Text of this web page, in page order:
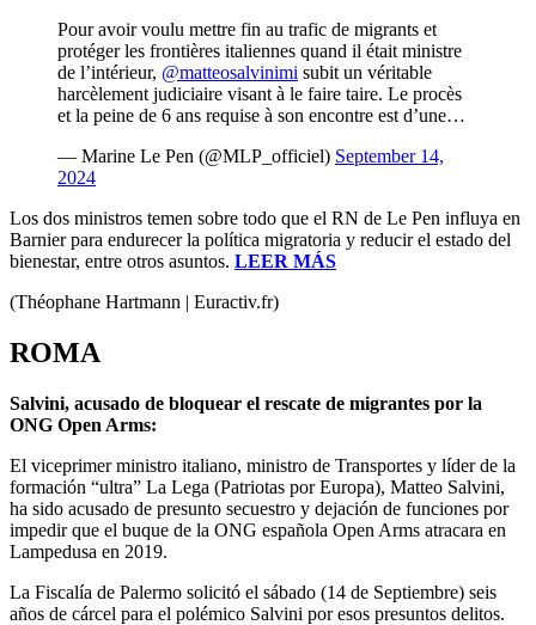
Pour avoir voulu mettre fin au trafic de migrants et
protéger les frontières italiennes quand il était ministre
de l’intérieur, @matteosalvinimi subit un véritable
harcèlement judiciaire visant à le faire taire. Le procès
et la peine de 6 ans requise à son encontre est d’une…
— Marine Le Pen (@MLP_officiel) September 14,
2024
Los dos ministros temen sobre todo que el RN de Le Pen influya en
Barnier para endurecer la política migratoria y reducir el estado del
bienestar, entre otros asuntos. LEER MÁS
(Théophane Hartmann | Euractiv.fr)
ROMA
Salvini, acusado de bloquear el rescate de migrantes por la
ONG Open Arms:
El viceprimer ministro italiano, ministro de Transportes y líder de la
formación “ultra” La Lega (Patriotas por Europa), Matteo Salvini,
ha sido acusado de presunto secuestro y dejación de funciones por
impedir que el buque de la ONG española Open Arms atracara en
Lampedusa en 2019.
La Fiscalía de Palermo solicitó el sábado (14 de Septiembre) seis
años de cárcel para el polémico Salvini por esos presuntos delitos.